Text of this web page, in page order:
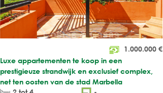
1.000.000 €
Luxe appartementen te koop in een
prestigieuze strandwijk en exclusief complex,
net ten oosten van de stad Marbella